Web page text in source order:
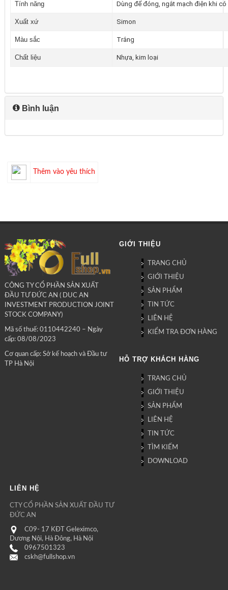
Tính năng Dùng để đóng, ngắt mạch điện khi
Xuất xứ Simon
Màu sắc Trắng
Chất liệu Nhựa, kim loại
Bình luận
Thêm vào yêu thích
CÔNG TY CỔ PHẦN SẢN XUẤT
ĐẦU TƯ ĐỨC AN ( DUC AN
INVESTMENT PRODUCTION JOINT
STOCK COMPANY)
Mã số thuế: 0110442240 – Ngày
cấp: 08/08/2023
Cơ quan cấp: Sở kế hoạch và Đầu tư
TP Hà Nội
GIỚI THIỆU
TRANG CHỦ
GIỚI THIỆU
SẢN PHẨM
TIN TỨC
LIÊN HỆ
KIỂM TRA ĐƠN HÀNG
HỖ TRỢ KHÁCH HÀNG
TRANG CHỦ
GIỚI THIỆU
SẢN PHẨM
LIÊN HỆ
TIN TỨC
TÌM KIẾM
DOWNLOAD
LIÊN HỆ
CTY CỔ PHẦN SẢN XUẤT ĐẦU TƯ
ĐỨC AN
C09- 17 KĐT Geleximco,
Dương Nội, Hà Đông, Hà Nội
0967501323
cskh@fullshop.vn